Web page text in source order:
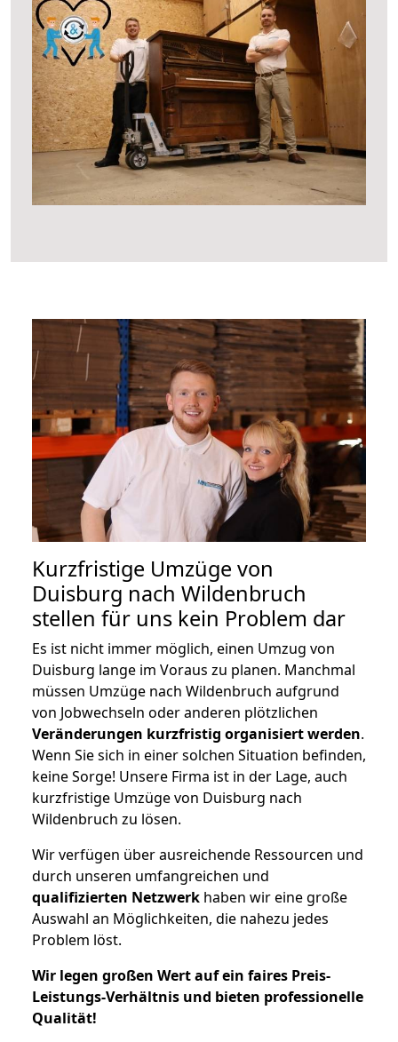
Kurzfristige Umzüge von
Duisburg nach Wildenbruch
stellen für uns kein Problem dar
Es ist nicht immer möglich, einen Umzug von
Duisburg lange im Voraus zu planen. Manchmal
müssen Umzüge nach Wildenbruch aufgrund
von Jobwechseln oder anderen plötzlichen
Veränderungen kurzfristig organisiert werden.
Wenn Sie sich in einer solchen Situation befinden,
keine Sorge! Unsere Firma ist in der Lage, auch
kurzfristige Umzüge von Duisburg nach
Wildenbruch zu lösen.
Wir verfügen über ausreichende Ressourcen und
durch unseren umfangreichen und
qualifizierten Netzwerk haben wir eine große
Auswahl an Möglichkeiten, die nahezu jedes
Problem löst.
Wir legen großen Wert auf ein faires Preis-
Leistungs-Verhältnis und bieten professionelle
Qualität!